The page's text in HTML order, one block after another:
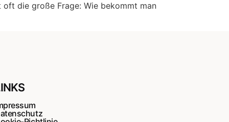
oft die große Frage: Wie bekommt man